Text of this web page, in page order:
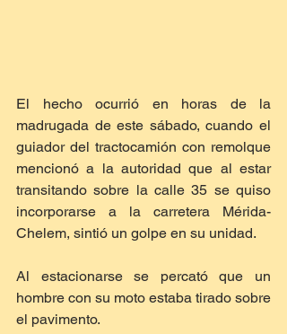
El hecho ocurrió en horas de la
madrugada de este sábado, cuando el
guiador del tractocamión con remolque
mencionó a la autoridad que al estar
transitando sobre la calle 35 se quiso
incorporarse a la carretera Mérida-
Chelem, sintió un golpe en su unidad.
Al estacionarse se percató que un
hombre con su moto estaba tirado sobre
el pavimento.